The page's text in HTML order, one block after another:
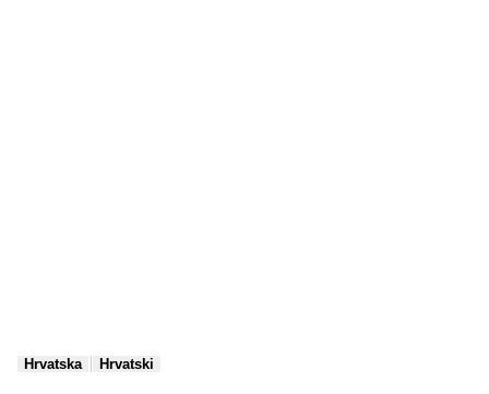
Hrvatska Hrvatski